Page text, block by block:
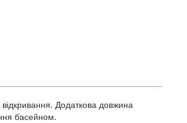
Додаткова довжина
басейном.